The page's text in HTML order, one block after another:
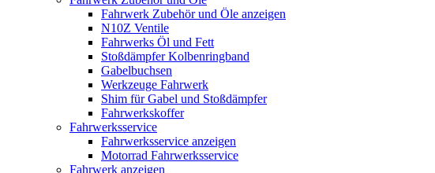
Fahrwerk Zubehör und Öle anzeigen
N10Z Ventile
Fahrwerks Öl und Fett
Stoßdämpfer Kolbenringband
Gabelbuchsen
Werkzeuge Fahrwerk
Shim für Gabel und Stoßdämpfer
Fahrwerkskoffer
Fahrwerksservice
Fahrwerksservice anzeigen
Motorrad Fahrwerksservice
Fahrwerk anzeigen